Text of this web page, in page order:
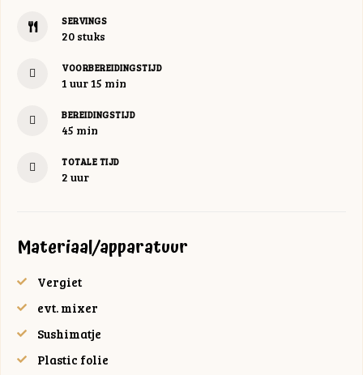
SERVINGS
20 stuks
VOORBEREIDINGSTIJD
1 uur
uur15 minuten
min
BEREIDINGSTIJD
45 minuten
min
TOTALE TIJD
2 uur
uur
Materiaal/apparatuur
Vergiet
evt. mixer
Sushimatje
Plastic folie